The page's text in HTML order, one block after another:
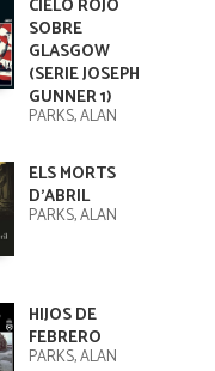
CIELO ROJO
SOBRE
GLASGOW
(SERIE JOSEPH
GUNNER 1)
PARKS, ALAN
ELS MORTS
D'ABRIL
PARKS, ALAN
HIJOS DE
FEBRERO
PARKS, ALAN